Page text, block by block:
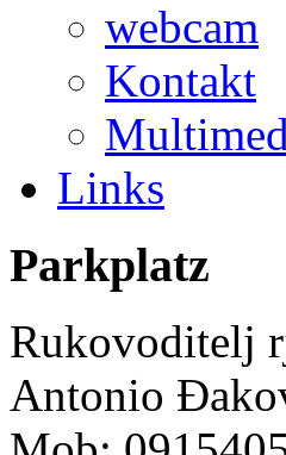
webcam
Kontakt
Links
Parkplatz
Rukovoditelj
Antonio